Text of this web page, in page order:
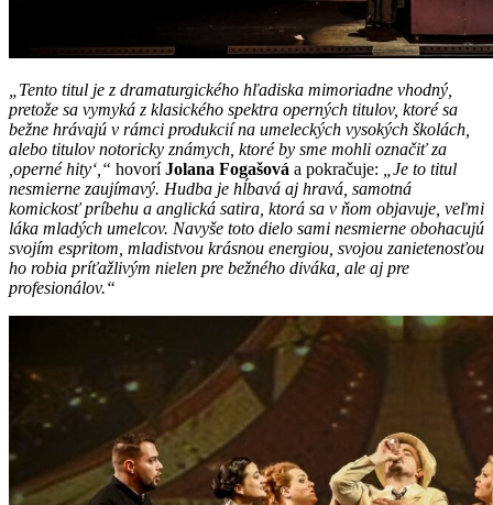
„Tento titul je z dramaturgického hľadiska mimoriadne vhodný,
pretože sa vymyká z klasického spektra operných titulov, ktoré sa
bežne hrávajú v rámci produkcií na umeleckých vysokých školách,
alebo titulov notoricky známych, ktoré by sme mohli označiť za
,operné hity‘,“ hovoríJolana Fogašová a pokračuje:
„Je to titul
nesmierne zaujímavý. Hudba je hĺbavá aj hravá, samotná
komickosť príbehu a anglická satira, ktorá sa v ňom objavuje, veľmi
láka mladých umelcov. Navyše toto dielo sami nesmierne obohacujú
svojím espritom, mladistvou krásnou energiou, svojou zanietenosťou
ho robia príťažlivým nielen pre bežného diváka, ale aj pre
profesionálov.“